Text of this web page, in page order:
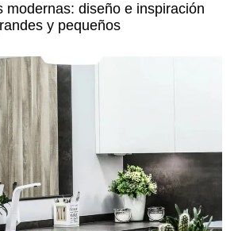
modernas: diseño e inspiración
y pequeños